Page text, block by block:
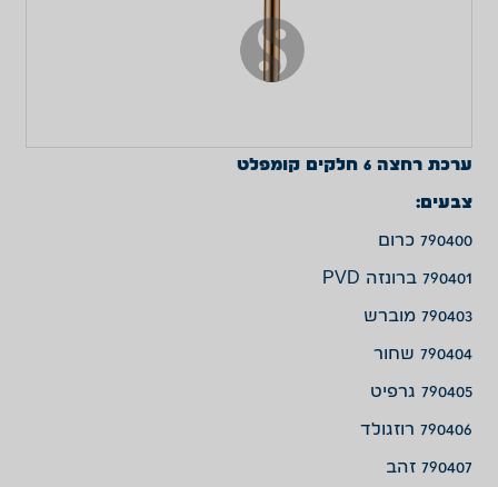
ערכת רחצה 6 חלקים קומפלט
צבעים:
790400 כרום
790401 ברונזה PVD
790403 מוברש
790404 שחור
790405 גרפיט
790406 רוזגולד
790407 זהב